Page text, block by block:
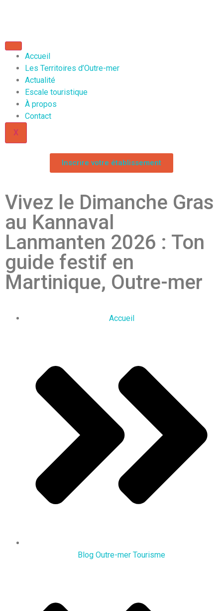
Accueil
Les Territoires d’Outre-mer
Actualité
Escale touristique
À propos
Contact
X
Inscrire votre établissement
Vivez le Dimanche Gras
au Kannaval
Lanmanten 2026 : Ton
guide festif en
Martinique, Outre-mer
Accueil
Blog Outre-mer Tourisme